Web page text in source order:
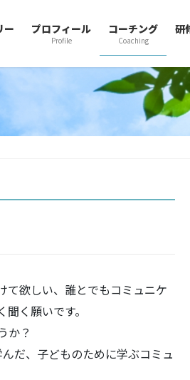
ー プロフィール
Profile
コーチング
Coaching
研
て欲しい、誰とでもコミュニケ
く願いです。
か？
だ、子どものために学ぶコミュ